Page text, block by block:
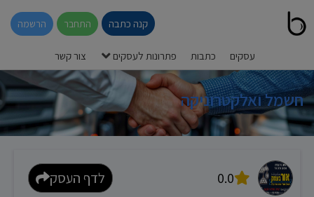
קנה כתבה התחבר הרשמה
עסקים כתבות פתרונות לעסקים צור קשר
חשמל ואלקטרוניקה
0.0 לדף העסק